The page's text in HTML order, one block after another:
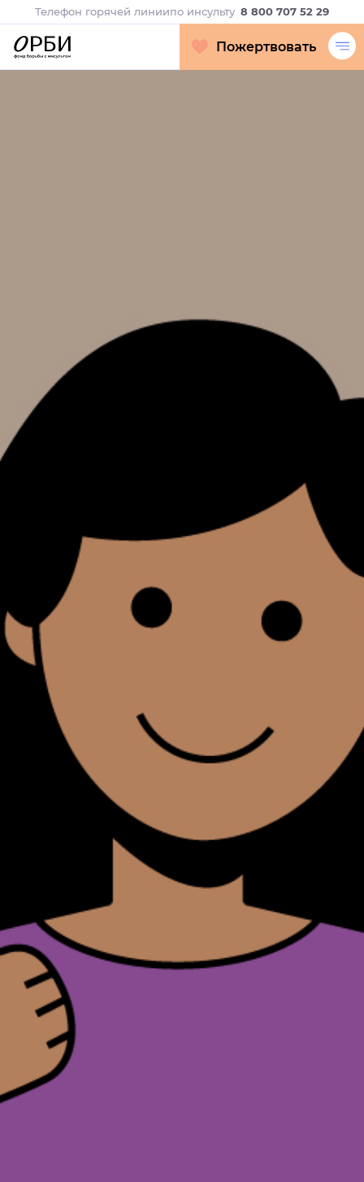
Телефон горячей линиипо инсульту 8 800 707 52 29
Пожертвовать